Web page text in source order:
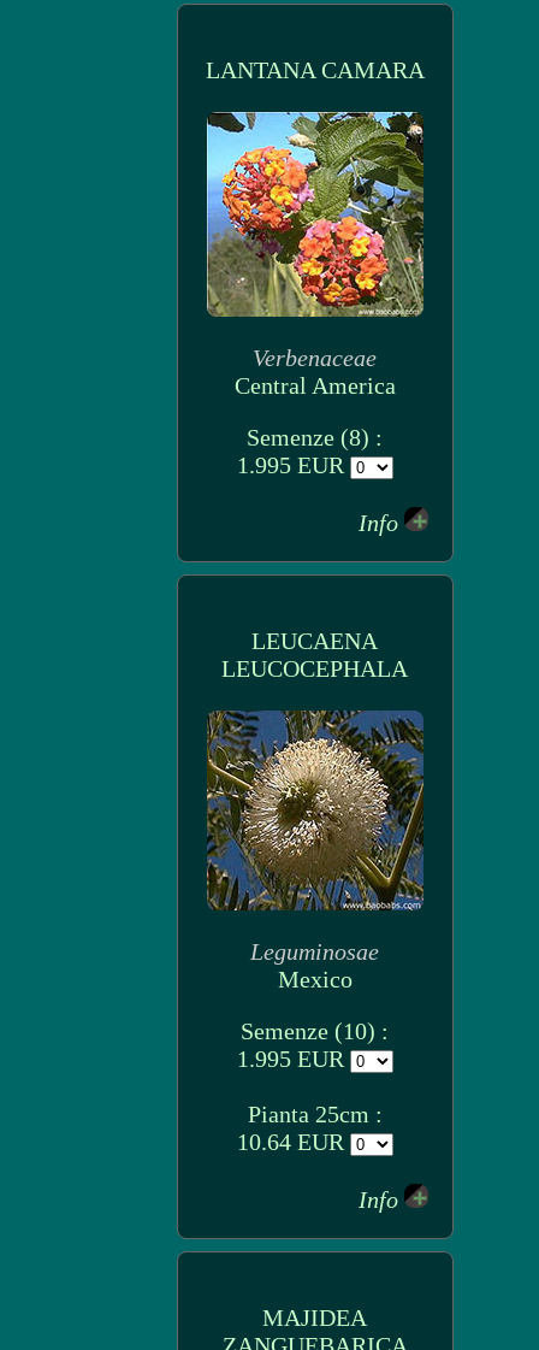
LANTANA CAMARA
Verbenaceae
Central America
Semenze (8) :
1.995 EUR
Info
LEUCAENA
LEUCOCEPHALA
Leguminosae
Mexico
Semenze (10) :
1.995 EUR
Pianta 25cm :
10.64 EUR
Info
MAJIDEA